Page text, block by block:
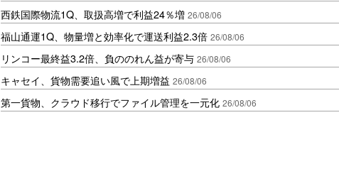
西鉄国際物流1Q、取扱高増で利益24％増 26/08/06
福山通運1Q、物量増と効率化で運送利益2.3倍 26/08/06
リンコー最終益3.2倍、負ののれん益が寄与 26/08/06
キャセイ、貨物需要追い風で上期増益 26/08/06
第一貨物、クラウド移行でファイル管理を一元化 26/08/06